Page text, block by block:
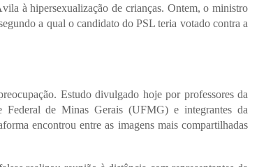
à hipersexualização de crianças. Ontem, o ministro
a qual o candidato do PSL teria votado contra a
Estudo divulgado hoje por professores da
de Minas Gerais (UFMG) e integrantes da
encontrou entre as imagens mais compartilhadas